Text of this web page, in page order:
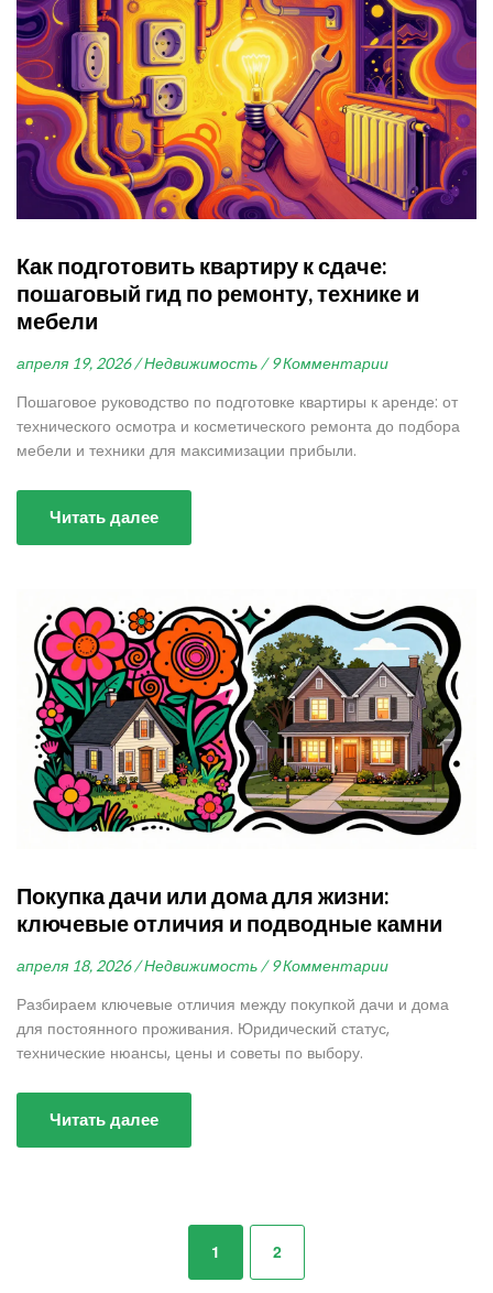
Как подготовить квартиру к сдаче:
пошаговый гид по ремонту, технике и
мебели
апреля 19, 2026 / Недвижимость / 9 Комментарии
Пошаговое руководство по подготовке квартиры к аренде: от
технического осмотра и косметического ремонта до подбора
мебели и техники для максимизации прибыли.
Читать далее
Покупка дачи или дома для жизни:
ключевые отличия и подводные камни
апреля 18, 2026 / Недвижимость / 9 Комментарии
Разбираем ключевые отличия между покупкой дачи и дома
для постоянного проживания. Юридический статус,
технические нюансы, цены и советы по выбору.
Читать далее
1 2